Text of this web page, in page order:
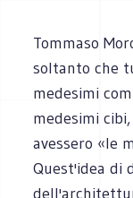
Tommaso
soltanto che
medesimi
medesimi
avessero «le
Quest'idea di